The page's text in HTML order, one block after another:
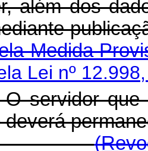
além dos
Medida
Lei nº
servidor que
deverá